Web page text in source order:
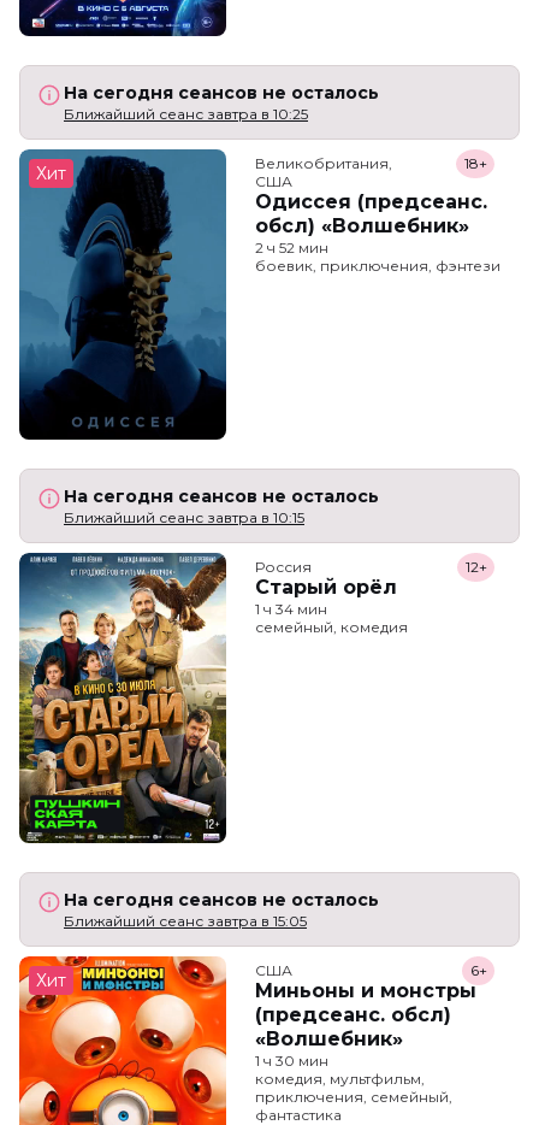
На сегодня сеансов не осталось
Ближайший сеанс завтра в 10:25
Хит
Великобритания,
США
Одиссея (предсеанс.
обсл) «Волшебник»
18+
2 ч 52 мин
боевик, приключения, фэнтези
На сегодня сеансов не осталось
Ближайший сеанс завтра в 10:15
Россия
Старый орёл
12+
1 ч 34 мин
семейный, комедия
На сегодня сеансов не осталось
Ближайший сеанс завтра в 15:05
Хит США
Миньоны и монстры
(предсеанс. обсл)
«Волшебник»
6+
1 ч 30 мин
комедия, мультфильм,
приключения, семейный,
фантастика